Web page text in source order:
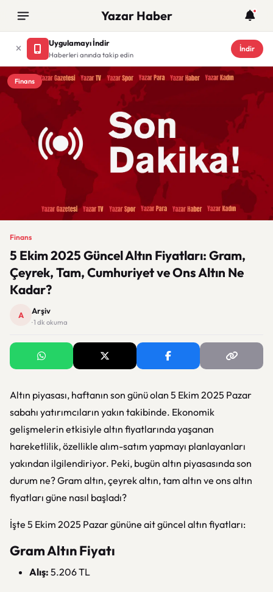
Yazar Haber
Uygulamayı İndir
Haberleri anında takip edin
İndir
Finans
Finans
5 Ekim 2025 Güncel Altın Fiyatları: Gram,
Çeyrek, Tam, Cumhuriyet ve Ons Altın Ne
Kadar?
A Arşiv
· 1 dk okuma
Altın piyasası, haftanın son günü olan 5 Ekim 2025 Pazar
sabahı yatırımcıların yakın takibinde. Ekonomik
gelişmelerin etkisiyle altın fiyatlarında yaşanan
hareketlilik, özellikle alım-satım yapmayı planlayanları
yakından ilgilendiriyor. Peki, bugün altın piyasasında son
durum ne? Gram altın, çeyrek altın, tam altın ve ons altın
fiyatları güne nasıl başladı?
İşte 5 Ekim 2025 Pazar gününe ait güncel altın fiyatları:
Gram Altın Fiyatı
Alış: 5.206 TL